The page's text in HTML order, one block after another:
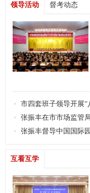
领导活动 督考动态
市四套班子领导开展“
张振丰在市市场监管
张振丰督导中国国际
互看互学